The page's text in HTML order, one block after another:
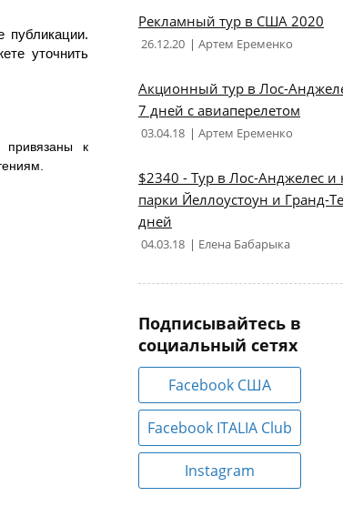
публикации.
уточнить
привязаны к
Рекламный тур в США 2020
26.12.20 Артем Еременко
Акционный тур в Лос-
7 дней с авиаперелетом
03.04.18 Артем Еременко
$2340 - Тур в Лос-Анджелес и
парки Йеллоустоун и Гранд-
дней
04.03.18 Елена Бабарыка
Подписывайтесь в
социальный сетях
Facebook CША
Facebook ITALIA Club
Instagram